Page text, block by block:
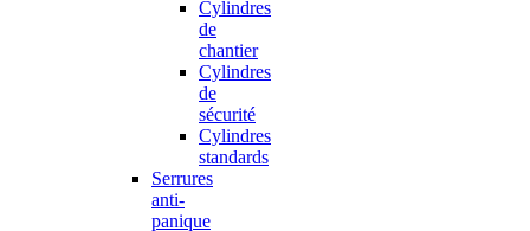
Cylindres
de
chantier
Cylindres
de
sécurité
Cylindres
standards
Serrures
anti-
panique